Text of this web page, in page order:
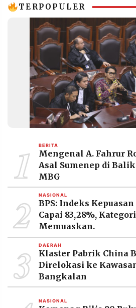
RESOLUSI
MEDIA
PRAMUDITA
PT.
RESOLUSI
PRAMUDITA
TERPOPULER
1 BERITA
Mengenal A. Fahrur
Asal Sumenep di
MBG
2 NASIONAL
BPS: Indeks
Capai 83,28%,
Memuaskan.
3 DAERAH
Klaster Pabrik China
Direlokasi ke
Bangkalan
NASIONAL